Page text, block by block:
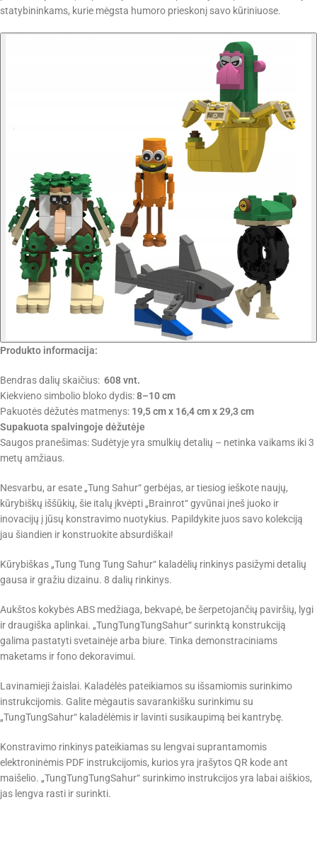
statybininkams, kurie mėgsta humoro prieskonį savo kūriniuose.
Produkto informacija:
Bendras dalių skaičius: 608 vnt.
Kiekvieno simbolio bloko dydis:8–10 cm
Pakuotės dėžutės matmenys: 19,5 cm x 16,4 cm x 29,3 cm
Supakuota spalvingoje dėžutėje
Saugos pranešimas: Sudėtyje yra smulkių detalių – netinka vaikams iki 3
metų amžiaus.
Nesvarbu, ar esate „Tung Sahur“ gerbėjas, ar tiesiog ieškote naujų,
kūrybiškų iššūkių, šie italų įkvėpti „Brainrot“ gyvūnai įneš juoko ir
inovacijų į jūsų konstravimo nuotykius. Papildykite juos savo kolekciją
jau šiandien ir konstruokite absurdiškai!
Kūrybiškas „Tung Tung Tung Sahur“ kaladėlių rinkinys pasižymi detalių
gausa ir gražiu dizainu. 8 dalių rinkinys.
Aukštos kokybės ABS medžiaga, bekvapė, be šerpetojančių paviršių, lygi
ir draugiška aplinkai. „TungTungTungSahur“ surinktą konstrukciją
galima pastatyti svetainėje arba biure. Tinka demonstraciniams
maketams ir fono dekoravimui.
Lavinamieji žaislai. Kaladėlės pateikiamos su išsamiomis surinkimo
instrukcijomis. Galite mėgautis savarankišku surinkimu su
„TungTungSahur“ kaladėlėmis ir lavinti susikaupimą bei kantrybę.
Konstravimo rinkinys pateikiamas su lengvai suprantamomis
elektroninėmis PDF instrukcijomis, kurios yra įrašytos QR kode ant
maišelio. „TungTungTungSahur“ surinkimo instrukcijos yra labai aiškios,
jas lengva rasti ir surinkti.